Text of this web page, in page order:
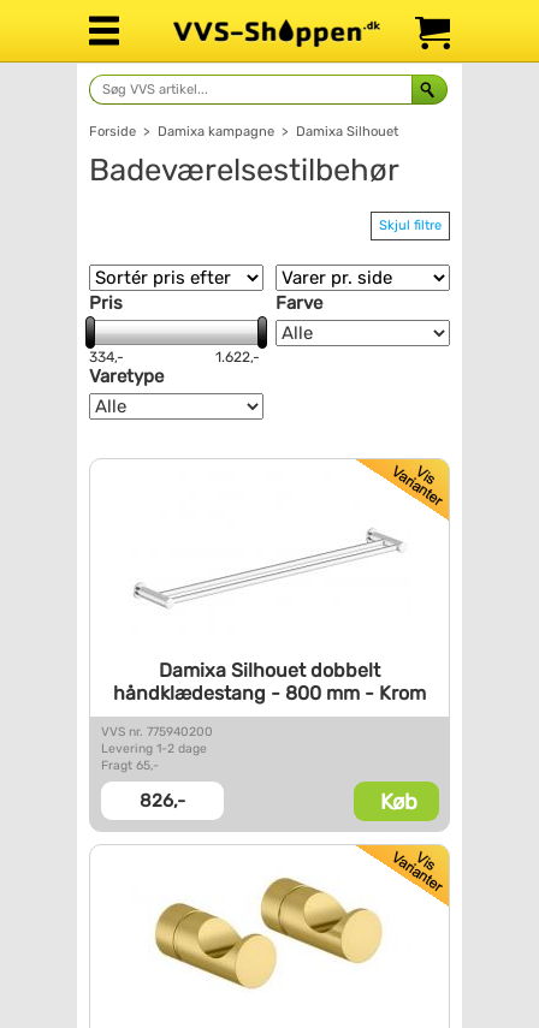
Forside > Damixa kampagne > Damixa Silhouet
Badeværelsestilbehør
Skjul filtre
Pris
334,- 1.622,-
Farve
Varetype
Damixa Silhouet dobbelt
håndklædestang - 800 mm - Krom
VVS nr. 775940200
Levering 1-2 dage
Fragt 65,-
826,- Køb